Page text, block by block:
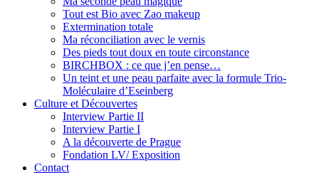
Tout est Bio avec Zao makeup
Extermination totale
Ma réconciliation avec le vernis
Des pieds tout doux en toute circonstance
BIRCHBOX : ce que j’en pense…
Un teint et une peau parfaite avec la formule Trio-
Moléculaire d’Eseinberg
Culture et Découvertes
Interview Partie II
Interview Partie I
A la découverte de Prague
Fondation LV/ Exposition
Contact